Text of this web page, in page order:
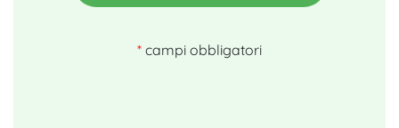
* campi obbligatori